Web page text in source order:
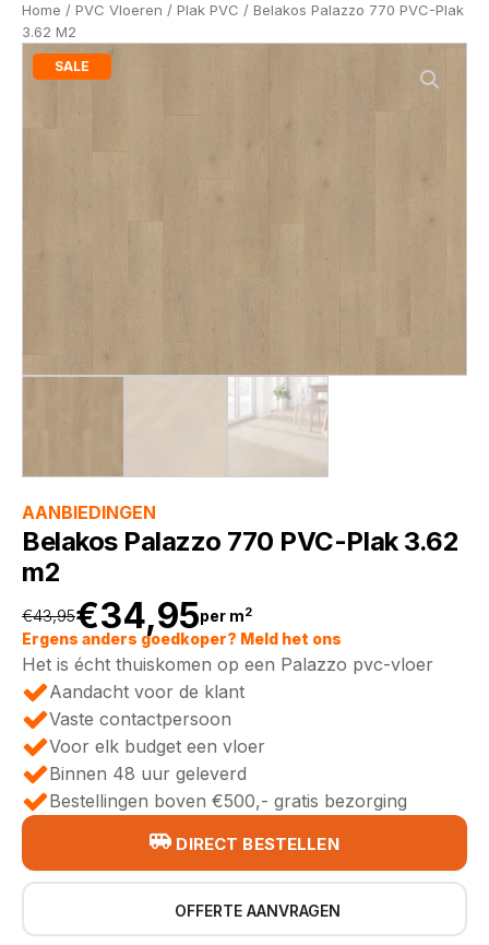
Home / PVC Vloeren / Plak PVC / Belakos Palazzo 770 PVC-Plak
3.62 M2
SALE
AANBIEDINGEN
Belakos Palazzo 770 PVC-Plak 3.62
m2
€43,95
Oorspronkelijke
prijs
was:
€43,95.
€34,95
Huidige
prijs
is:
€34,95.
per m2
Ergens anders goedkoper? Meld het ons
Het is écht thuiskomen op een Palazzo pvc-vloer
Aandacht voor de klant
Vaste contactpersoon
Voor elk budget een vloer
Binnen 48 uur geleverd
Bestellingen boven €500,- gratis bezorging
DIRECT BESTELLEN
OFFERTE AANVRAGEN